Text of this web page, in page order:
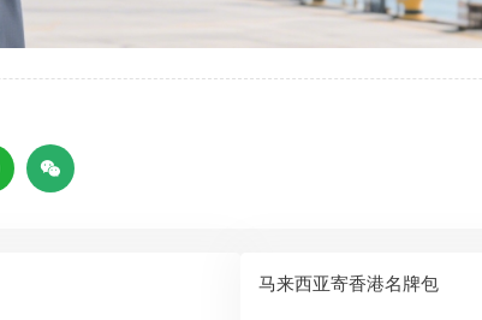
马来西亚寄香港名牌包